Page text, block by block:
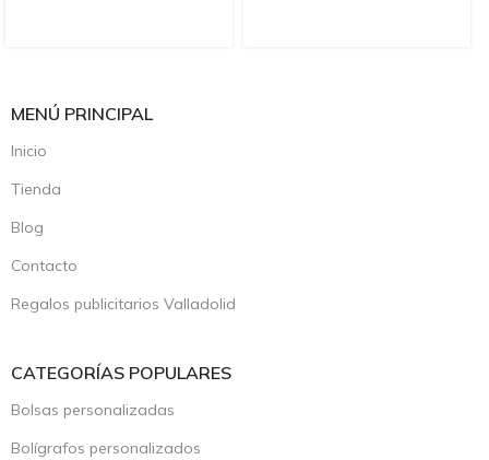
MENÚ PRINCIPAL
Inicio
Tienda
Blog
Contacto
Regalos publicitarios Valladolid
CATEGORÍAS POPULARES
Bolsas personalizadas
Bolígrafos personalizados